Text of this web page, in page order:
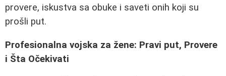
provere, iskustva sa obuke i saveti onih koji su
prošli put.
Profesionalna vojska za žene: Pravi put, Provere
i Šta Očekivati